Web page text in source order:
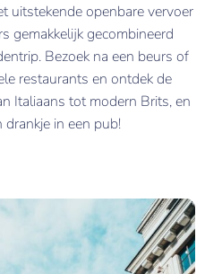
uitstekende openbare vervoer
gemakkelijk gecombineerd
Bezoek na een beurs of
restaurants en ontdek de
Italiaans tot modern Brits, en
in een pub!